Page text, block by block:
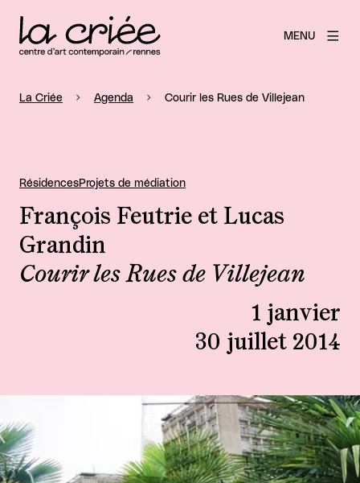
MENU
La Criée Agenda Courir les Rues de Villejean
Courir les Rues de Villejean
François Feutrie et Lucas
Grandin
1 janvier
30 juillet 2014
RésidencesProjets de médiation